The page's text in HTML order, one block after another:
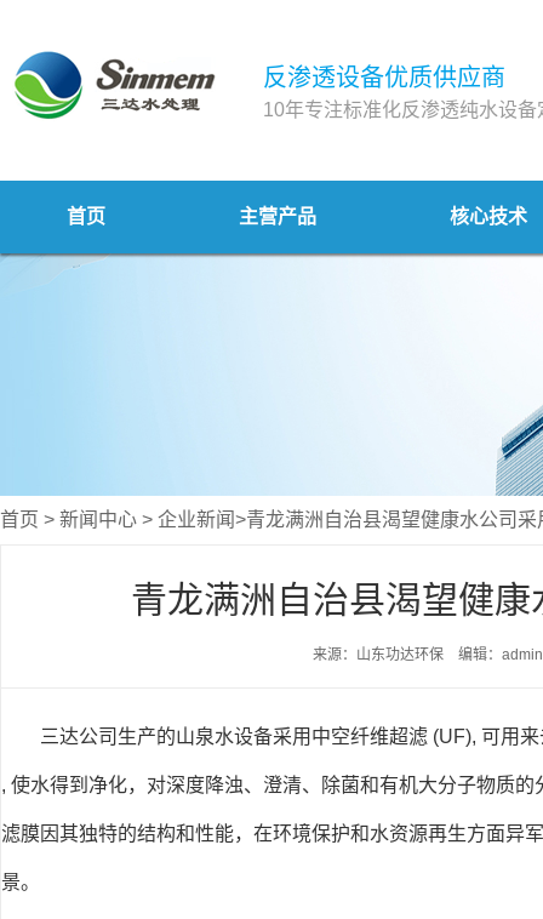
反渗透设备优质供应商
10年专注标准化反渗透纯水设备
首页 主营产品 核心技术
首页 > 新闻中心 > 企业新闻>青龙满洲自治县渴望健康水公司
青龙满洲自治县渴望健
来源：山东功达环保 编辑：
三达公司生产的山泉水设备采用中空纤维超滤 (UF), 可用
, 使水得到净化，对深度降浊、澄清、除菌和有机大分子物质
滤膜因其独特的结构和性能，在环境保护和水资源再生方面异
景。